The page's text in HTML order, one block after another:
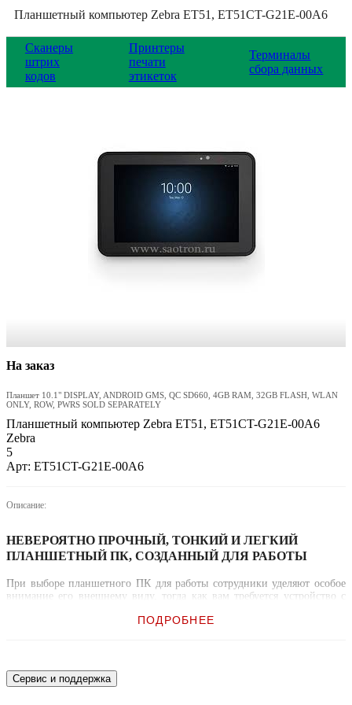
Планшетный компьютер Zebra ET51, ET51CT-G21E-00A6
Сканеры
штрих
кодов
Принтеры
печати
этикеток
Терминалы
сбора данных
На заказ
Планшет 10.1" DISPLAY, ANDROID GMS, QC SD660, 4GB RAM, 32GB FLASH, WLAN
ONLY, ROW, PWRS SOLD SEPARATELY
Планшетный компьютер Zebra ET51, ET51CT-G21E-00A6
Zebra
5
Арт: ET51CT-G21E-00A6
Описание:
НЕВЕРОЯТНО ПРОЧНЫЙ, ТОНКИЙ И ЛЕГКИЙ
ПЛАНШЕТНЫЙ ПК, СОЗДАННЫЙ ДЛЯ РАБОТЫ
При выборе планшетного ПК для работы сотрудники уделяют особое
внимание его внешнему виду, тогда как вам требуется устройство с
аксессуарами корпоративного класса для максимально эффективного
сотрудники получают персональные планшетные ПК, которые внешне
похожи на обычные планшеты, но отличаются прочной конструкцией,
ПОДРОБНЕЕ
Сервис и поддержка